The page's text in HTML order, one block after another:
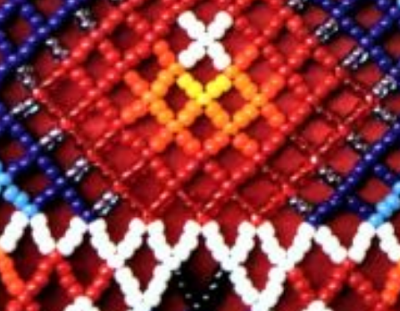
Suleqatigiissitat
Saqqummersitat
Uagut pilluta
Facebookimi malinnaavigitigut